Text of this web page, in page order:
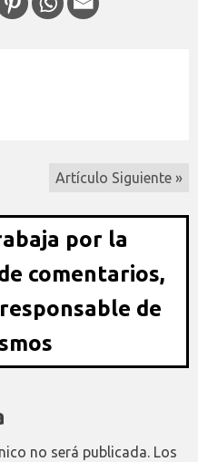
Artículo Siguiente »
por la
comentarios,
de
no será publicada. Los